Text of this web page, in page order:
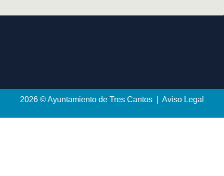
2026 © Ayuntamiento de Tres Cantos | Aviso Legal